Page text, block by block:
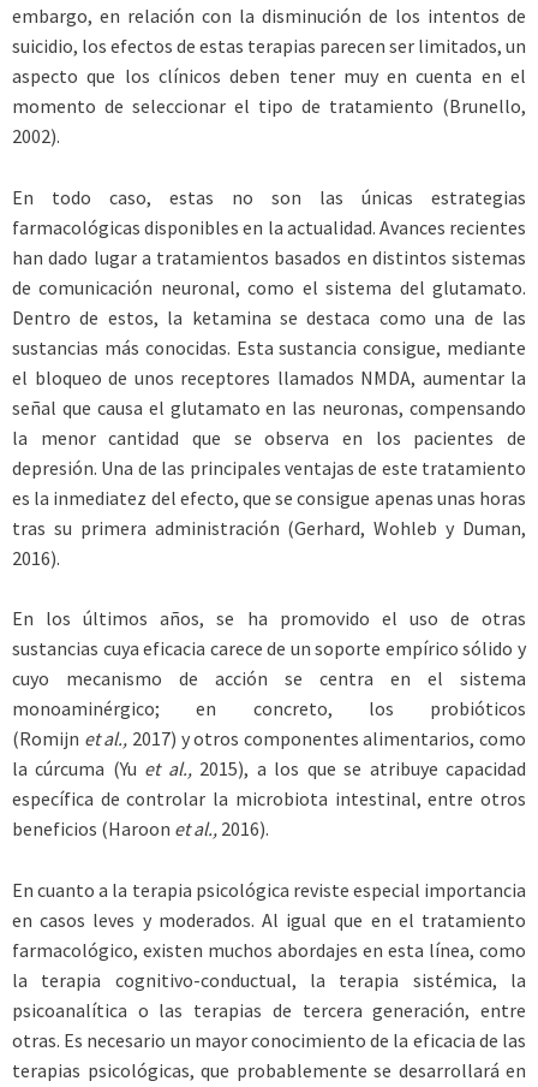
embargo, en relación con la disminución de los intentos de
suicidio, los efectos de estas terapias parecen ser limitados, un
aspecto que los clínicos deben tener muy en cuenta en el
momento de seleccionar el tipo de tratamiento (Brunello,
2002).
En todo caso, estas no son las únicas estrategias
farmacológicas disponibles en la actualidad. Avances recientes
han dado lugar a tratamientos basados en distintos sistemas
de comunicación neuronal, como el sistema del glutamato.
Dentro de estos, la ketamina se destaca como una de las
sustancias más conocidas. Esta sustancia consigue, mediante
el bloqueo de unos receptores llamados NMDA, aumentar la
señal que causa el glutamato en las neuronas, compensando
la menor cantidad que se observa en los pacientes de
depresión. Una de las principales ventajas de este tratamiento
es la inmediatez del efecto, que se consigue apenas unas horas
tras su primera administración ­(Gerhard, Wohleb y Duman,
2016).
En los últimos años, se ha promovido el uso de otras
sustancias cuya eficacia carece de un soporte empírico sólido y
cuyo mecanismo de acción se centra en el sistema
monoaminérgico; en concreto, los probióticos
(Romijn et al., 2017) y otros componentes alimentarios, como
la cúrcuma (Yu et al.,2015), a los que se atribuye capacidad
específica de controlar la microbiota intestinal, entre otros
beneficios (Haroon et al., 2016).
En cuanto a la terapia psicológica reviste especial importancia
en casos leves y moderados. Al igual que en el tratamiento
farmacológico, existen muchos abordajes en esta línea, como
la terapia cognitivo-conductual, la terapia sistémica, la
psicoanalítica o las terapias de tercera generación, entre
otras. Es necesario un mayor conocimiento de la eficacia de las
terapias psicológicas, que probablemente se desarrollará en